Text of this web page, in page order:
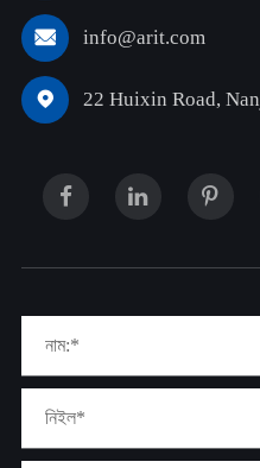
 info@arit.com
 22 Huixin Road,